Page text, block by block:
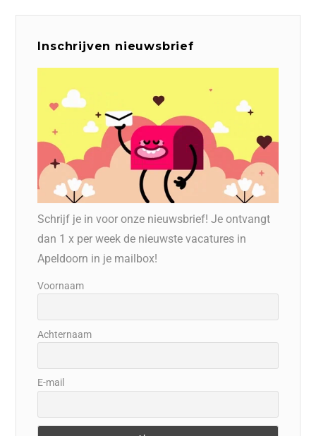
Inschrijven nieuwsbrief
Schrijf je in voor onze nieuwsbrief! Je ontvangt
dan 1 x per week de nieuwste vacatures in
Apeldoorn in je mailbox!
Voornaam
Achternaam
E-mail